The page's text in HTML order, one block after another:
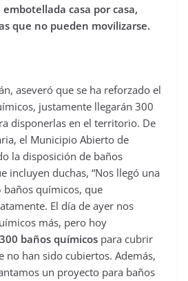
casa por casa,
que no pueden movilizarse.
aseveró que se ha reforzado el
justamente llegarán 300
disponerlas en el territorio. De
el Municipio Abierto de
la disposición de baños
incluyen duchas, “Nos llegó una
químicos, que
El día de ayer nos
más, pero hoy
baños químicos para cubrir
no han sido cubiertos. Además,
un proyecto para baños